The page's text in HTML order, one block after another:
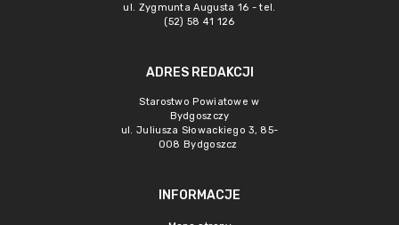
ul. Zygmunta Augusta 16 - tel.
(52) 58 41 126
ADRES REDAKCJI
Starostwo Powiatowe w
Bydgoszczy
ul. Juliusza Słowackiego 3, 85-
008 Bydgoszcz
INFORMACJE